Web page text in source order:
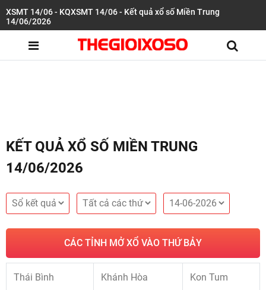
XSMT 14/06 - KQXSMT 14/06 - Kết quả xổ số Miền Trung
14/06/2026
KẾT QUẢ XỔ SỐ MIỀN TRUNG
14/06/2026
CÁC TỈNH MỞ XỔ VÀO THỨ BẢY
Thái Bình Khánh Hòa Kon Tum